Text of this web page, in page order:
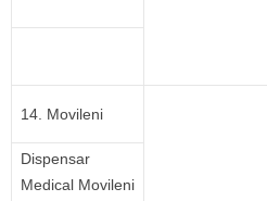
14. Movileni
Dispensar
Medical Movileni